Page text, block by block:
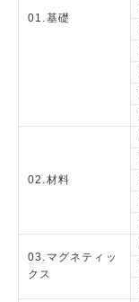
01.基礎
02.材料
03.マグネティッ
クス